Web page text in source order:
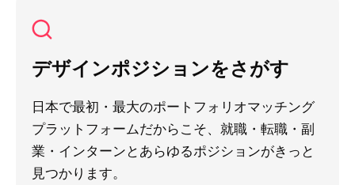
デザインポジションをさがす
日本で最初・最大のポートフォリオマッチング
プラットフォームだからこそ、就職・転職・副
業・インターンとあらゆるポジションがきっと
見つかります。